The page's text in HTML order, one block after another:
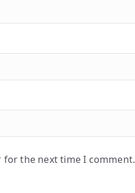
for the next time I comment.